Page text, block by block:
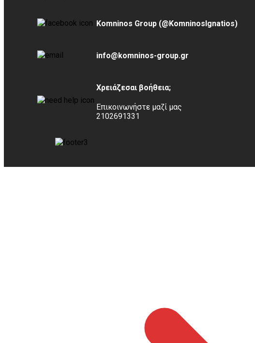
Komninos Group (@KomninosIgnatios)
info@komninos-group.gr
Χρειάζεσαι βοήθεια;
Επικοινωνήστε μαζί μας
2102691331